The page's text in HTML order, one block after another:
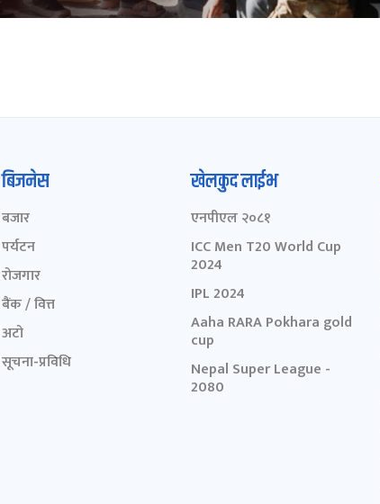
बिजनेस
बजार
पर्यटन
रोजगार
बैंक / वित्त
अटो
सूचना-प्रविधि
खेलकुद लाईभ
एनपीएल २०८१
ICC Men T20 World Cup
2024
IPL 2024
Aaha RARA Pokhara gold
cup
Nepal Super League -
2080